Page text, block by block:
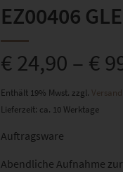
EZ00406
€24,90 – €
Enthält 19% Mwst. zzgl. Versand
Lieferzeit: ca. 10 Werktage
Auftragsware
Abendliche Aufnahme